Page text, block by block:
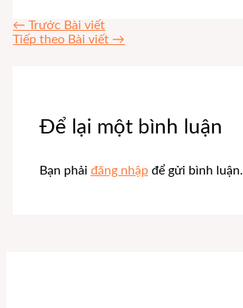
← Trước Bài viết
Tiếp theo Bài viết →
Để lại một bình luận
Bạn phải đăng nhậpđể gửi bình luận.